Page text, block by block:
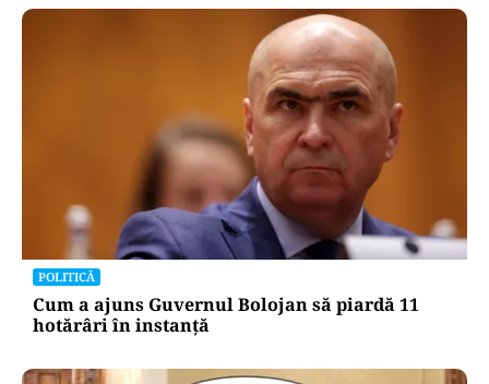
POLITICĂ
Cum a ajuns Guvernul Bolojan să piardă 11
hotărâri în instanță